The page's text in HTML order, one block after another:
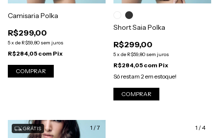
Camisaria Polka
R$299,00
5x de R$59,80 sem juros
R$284,05 com Pix
COMPRAR
Short Saia Polka
R$299,00
5x de R$59,80 sem juros
R$284,05 com Pix
Só restam 2em estoque!
COMPRAR
1 /7
GRÁTIS 1 /4